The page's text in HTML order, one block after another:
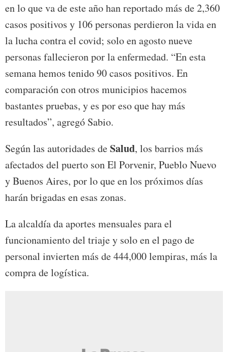
en lo que va de este año han reportado más de 2,360
casos positivos y 106 personas perdieron la vida en
la lucha contra el covid; solo en agosto nueve
personas fallecieron por la enfermedad. “En esta
semana hemos tenido 90 casos positivos. En
comparación con otros municipios hacemos
bastantes pruebas, y es por eso que hay más
resultados”, agregó Sabio.
Según las autoridades deSalud, los barrios más
afectados del puerto son El Porvenir, Pueblo Nuevo
y Buenos Aires, por lo que en los próximos días
harán brigadas en esas zonas.
La alcaldía da aportes mensuales para el
funcionamiento del triaje y solo en el pago de
personal invierten más de 444,000 lempiras, más la
compra de logística.